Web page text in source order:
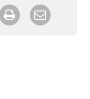
Twittersur Google+
Imprimer